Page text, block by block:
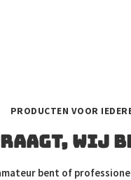
PRODUCTEN VOOR
wij
bent of